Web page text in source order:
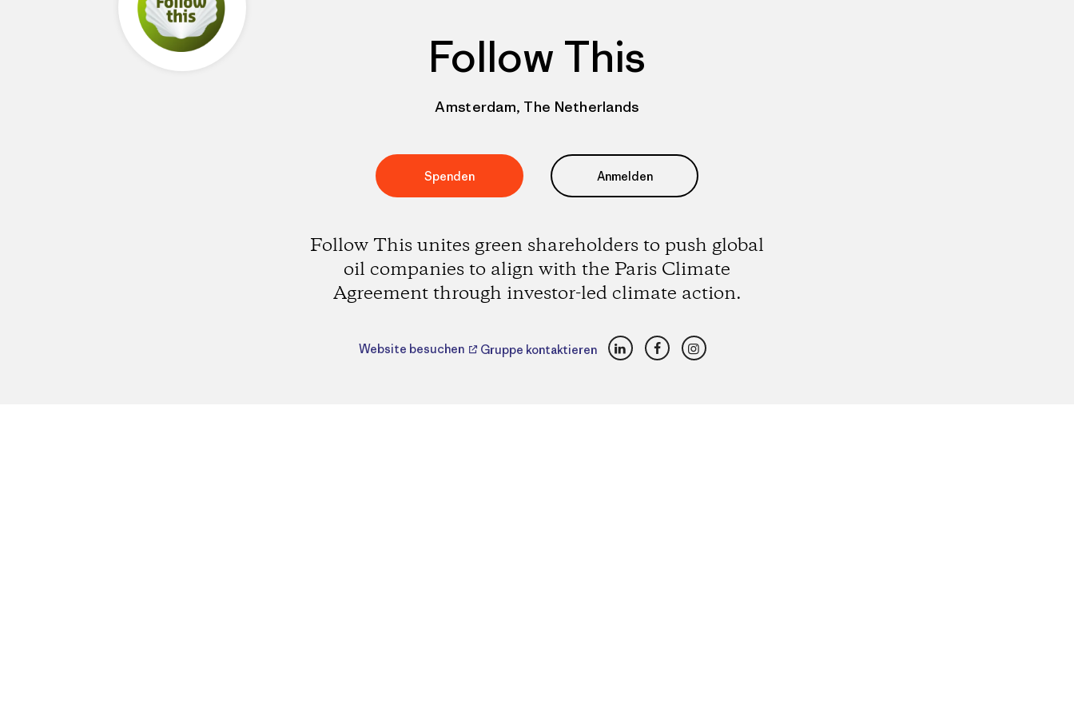
Follow This
Amsterdam, The Netherlands
Spenden Anmelden
Follow This unites green shareholders to push global
oil companies to align with the Paris Climate
Agreement through investor-led climate action.
Website besuchen Gruppe kontaktieren LinkedInFacebookInstagram